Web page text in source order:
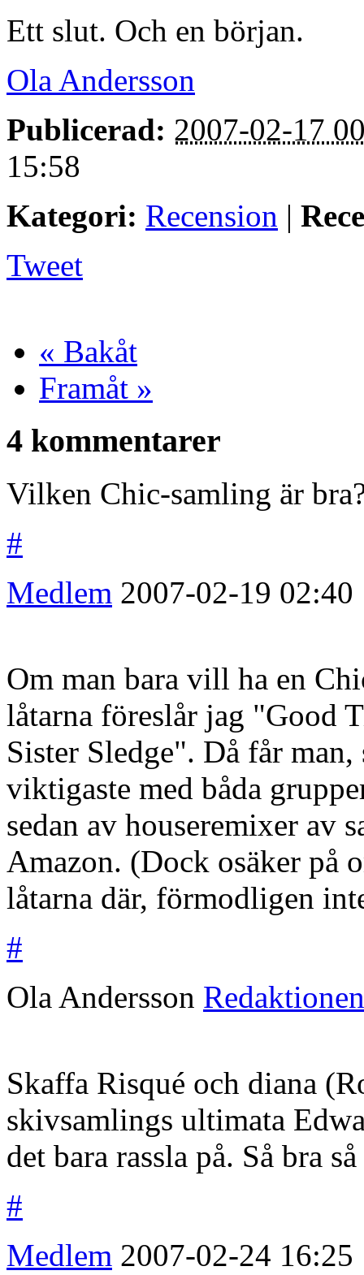
Ett slut. Och en början.
Ola Andersson
Publicerad: 2007-02-17
15:58
Kategori: Recension |
Tweet
« Bakåt
Framåt »
4 kommentarer
Vilken Chic-samling är
#
Medlem 2007-02-19 02:40
Om man bara vill ha en
låtarna föreslår jag "Good
Sister Sledge". Då får
viktigaste med båda
sedan av houseremixer av
Amazon. (Dock osäker på
låtarna där, förmodligen
#
Ola Andersson Redaktionen
Skaffa Risqué och diana
skivsamlings ultimata
det bara rassla på. Så bra
#
Medlem 2007-02-24 16:25